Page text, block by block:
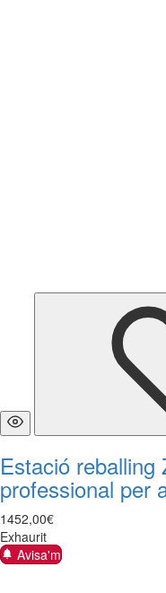
Estació
professional per
1452,00€
Exhaurit
Avisa'm